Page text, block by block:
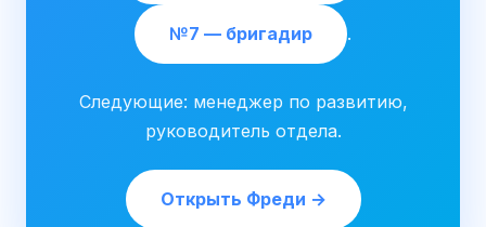
№7 — бригадир .
Следующие: менеджер по развитию,
руководитель отдела.
Открыть Фреди →